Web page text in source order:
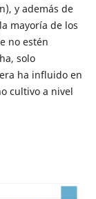
y además de
mayoría de los
no estén
solo
ha influido en
cultivo a nivel